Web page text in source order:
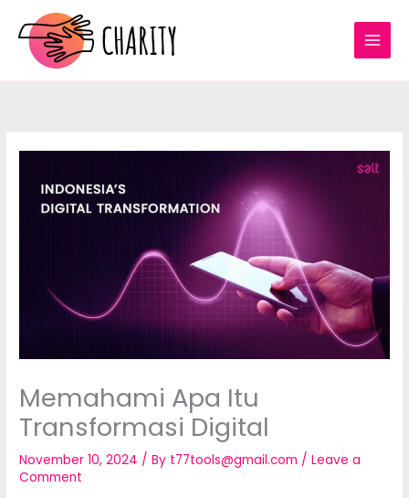
content
Memahami Apa Itu
Transformasi Digital
November 10, 2024 / By t77tools@gmail.com /Leave a
Comment